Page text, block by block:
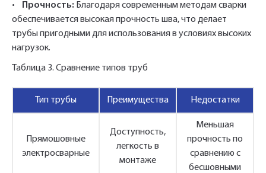
• Прочность: Благодаря современным методам сварки
обеспечивается высокая прочность шва, что делает
трубы пригодными для использования в условиях высоких
нагрузок.
Таблица 3. Сравнение типов труб
Тип трубы Преимущества Недостатки
Прямошовные
электросварные
Доступность,
легкость в
монтаже
Меньшая
прочность по
сравнению с
бесшовными
Укажите Ваш контактный телефон и имя
для связи, и наш менеджер поможет
сформировать Ваш заказ и рассчитать его